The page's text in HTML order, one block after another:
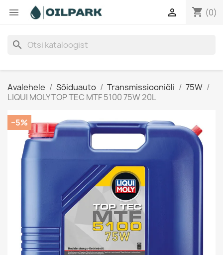
 shopping_cart (0)

search
Avalehele Sõiduauto Transmissiooniõli
75W
LIQUI MOLY TOP TEC MTF 5100 75W 20L
−5%